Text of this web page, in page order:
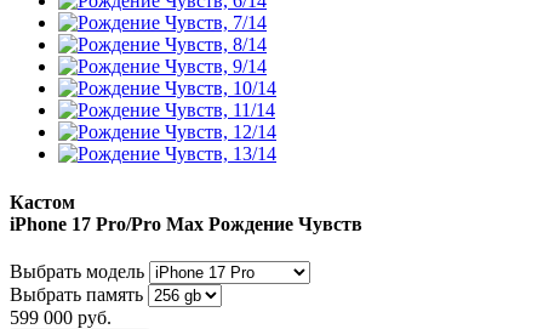
Кастом
iPhone 17 Pro/Pro Max Рождение Чувств
Выбрать модель
Выбрать память
599 000 руб.